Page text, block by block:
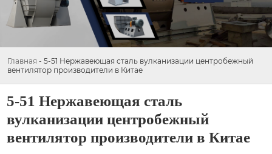
Главная - 5-51 Нержавеющая сталь вулканизации центробежный
вентилятор производители в Китае
5-51 Нержавеющая сталь
вулканизации центробежный
вентилятор производители в Китае